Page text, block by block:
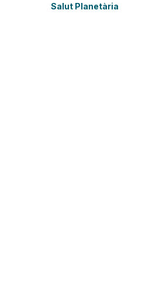
Salut Planetària